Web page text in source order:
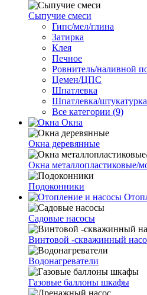
Сыпучие смеси
Гипс/мел/глина
Затирка
Клея
Печное
Ровнитель/наливной
Цемен/ЦПС
Шпатлевка
Шпатлевка/
Все категории (9)
Окна
Окна деревянные
Окна металлопластиковые/
Подоконники
Cадовые насосы
Винтовой -скважинный
Водонагреватели
Газовые баллоны шкафы